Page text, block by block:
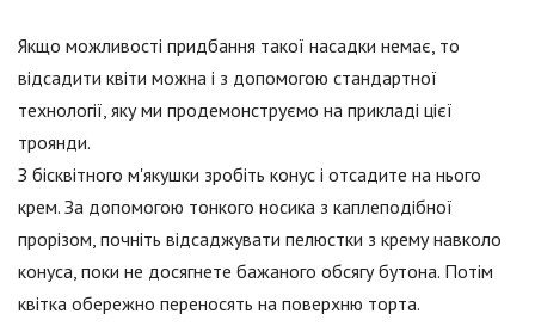
Якщо можливості придбання такої насадки немає, то
відсадити квіти можна і з допомогою стандартної
технології, яку ми продемонструємо на прикладі цієї
троянди.
З бісквітного м'якушки зробіть конус і отсадите на нього
крем. За допомогою тонкого носика з каплеподібної
прорізом, почніть відсаджувати пелюстки з крему навколо
конуса, поки не досягнете бажаного обсягу бутона. Потім
квітка обережно переносять на поверхню торта.